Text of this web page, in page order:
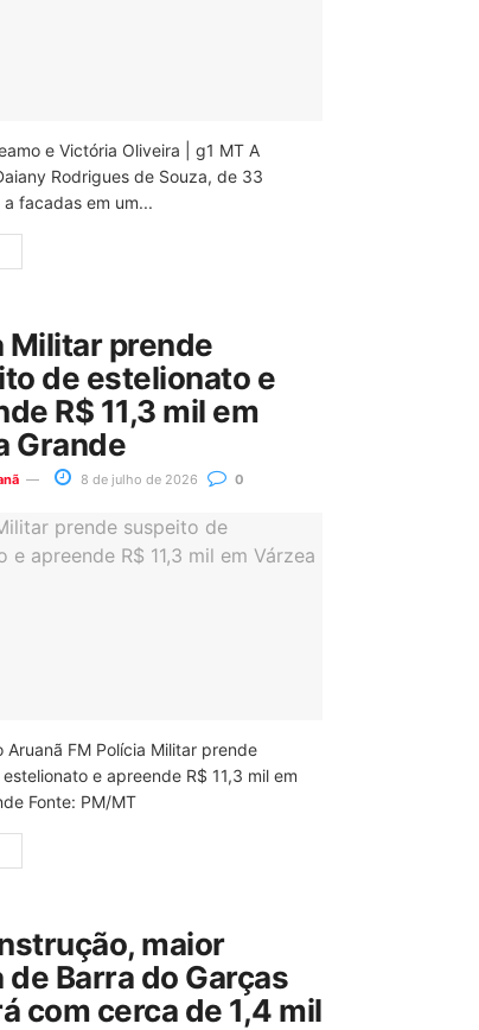
e Victória Oliveira | g1 MT A
Rodrigues de Souza, de 33
facadas em um...
Militar prende
de estelionato e
R$ 11,3 mil em
Grande
8 de julho de 2026 0
Aruanã FM Polícia Militar prende
e apreende R$ 11,3 mil em
Fonte: PM/MT
maior
de Barra do Garças
com cerca de 1,4 mil